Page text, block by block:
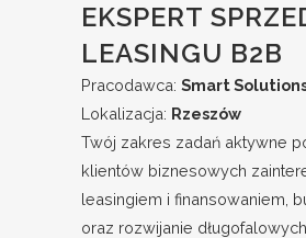
EKSPERT
LEASINGU B2B
Pracodawca: Smart
Lokalizacja: Rzeszów
Twój zakres zadań aktywne
klientów biznesowych
leasingiem i finansowaniem,
oraz rozwijanie